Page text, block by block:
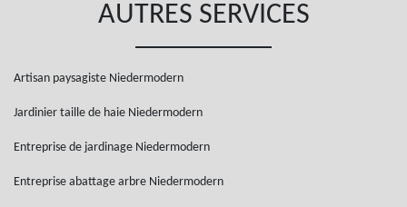
AUTRES SERVICES
Artisan paysagiste Niedermodern
Jardinier taille de haie Niedermodern
Entreprise de jardinage Niedermodern
Entreprise abattage arbre Niedermodern